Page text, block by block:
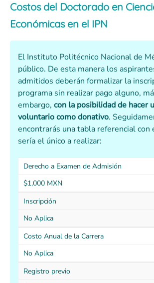
Costos del Doctorado en
Económicas en el IPN
El Instituto Politécnico Nacional de
público. De esta manera los
admitidos deberán formalizar la
programa sin realizar pago alguno,
embargo, con la posibilidad de hacer
voluntario como donativo.
encontrarás una tabla referencial con
sería el único a realizar:
Derecho a Examen de Admisión
$1,000 MXN
Inscripción
No Aplica
Costo Anual de la Carrera
No Aplica
Registro previo